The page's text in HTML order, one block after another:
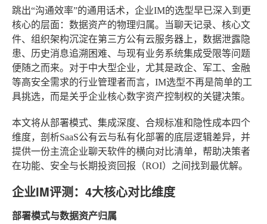
跳出“沟通效率”的通用话术，企业IM的选型早已深入到更
核心的层面：数据资产的物理归属。当聊天记录、核心文
件、组织架构沉淀在第三方公有云服务器上，数据泄露隐
患、历史消息追溯困难、与现有业务系统集成受限等问题
便随之而来。对于中大型企业，尤其是政企、军工、金融
等高安全需求的行业管理者而言，IM选型不再是简单的工
具挑选，而是关乎企业核心数字资产控制权的关键决策。
本文将从部署模式、集成深度、合规标准和隐性成本四个
维度，剖析SaaS公有云与私有化部署的底层逻辑差异，并
提供一份主流企业聊天软件的横向对比清单，帮助决策者
在功能、安全与长期投资回报（ROI）之间找到最优解。
企业IM评测：4大核心对比维度
部署模式与数据资产归属